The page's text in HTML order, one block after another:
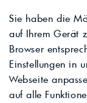
Sie haben die
auf Ihrem Gerät
Browser
Einstellungen in
Webseite
auf alle